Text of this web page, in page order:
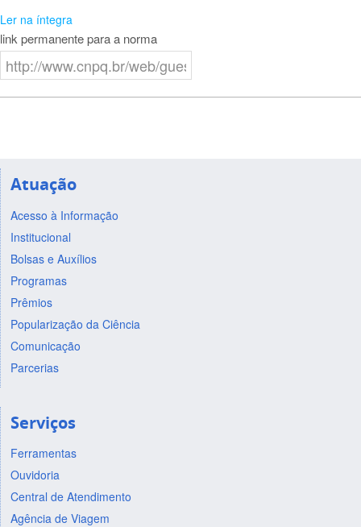
Ler na íntegra
link permanente para a norma
Atuação
Acesso à Informação
Institucional
Bolsas e Auxílios
Programas
Prêmios
Popularização da Ciência
Comunicação
Parcerias
Serviços
Ferramentas
Ouvidoria
Central de Atendimento
Agência de Viagem